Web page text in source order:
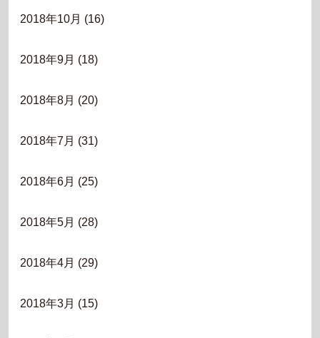
2018年10月 (16)
2018年9月 (18)
2018年8月 (20)
2018年7月 (31)
2018年6月 (25)
2018年5月 (28)
2018年4月 (29)
2018年3月 (15)